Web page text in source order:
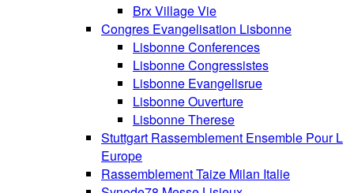
Brx Village Vie
Congres Evangelisation Lisbonne
Lisbonne Conferences
Lisbonne Congressistes
Lisbonne Evangelisrue
Lisbonne Ouverture
Lisbonne Therese
Stuttgart Rassemblement Ensemble Pour L
Europe
Rassemblement Taize Milan Italie